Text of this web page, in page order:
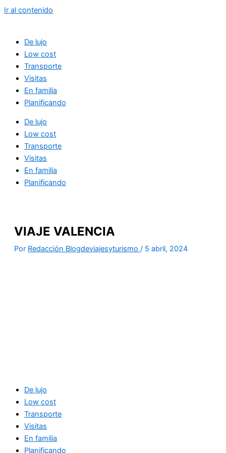
Ir al contenido
De lujo
Low cost
Transporte
Visitas
En familia
Planificando
De lujo
Low cost
Transporte
Visitas
En familia
Planificando
VIAJE VALENCIA
Por Redacción Blogdeviajesyturismo / 5 abril, 2024
De lujo
Low cost
Transporte
Visitas
En familia
Planificando